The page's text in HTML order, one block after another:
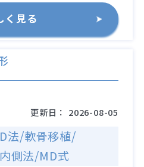
く見る
更新日： 2026-08-05
法/軟骨移植/
側法/MD式